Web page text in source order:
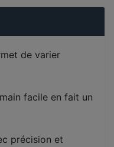
de varier
facile en fait un
précision et